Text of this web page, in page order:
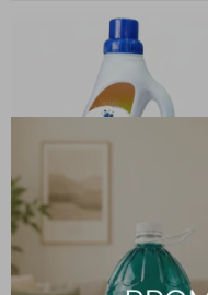
Removedor para pisos
madera y cerámica